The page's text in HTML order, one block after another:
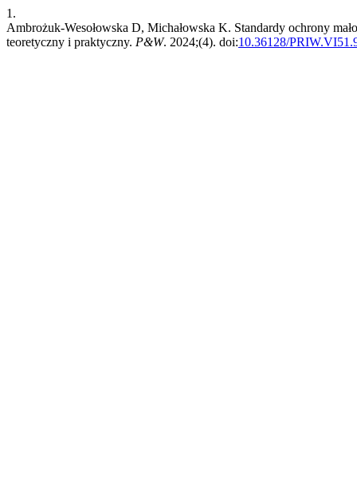
1.
Ambrożuk-Wesołowska D, Michałowska K. Standardy ochrony
teoretyczny i praktyczny. P&W. 2024;(4). doi:10.36128/